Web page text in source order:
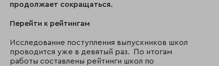
продолжает сокращаться.
Перейти к рейтингам
Исследование поступления выпускников школ
проводится уже в девятый раз. По итогам
работы составлены рейтинги школ по